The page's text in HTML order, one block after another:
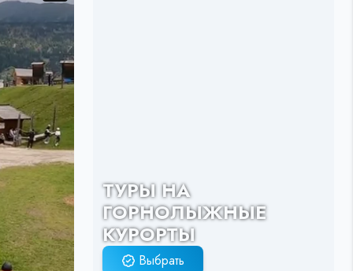
ТУРЫ НА
ГОРНОЛЫЖНЫЕ
КУРОРТЫ
Выбрать